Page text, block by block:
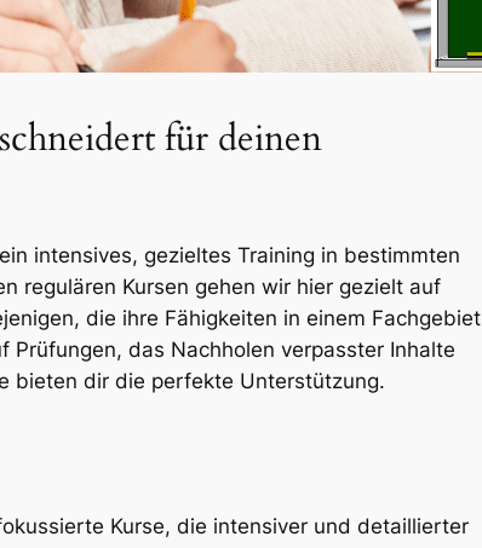
für deinen
intensives, gezieltes Training in bestimmten
regulären Kursen gehen wir hier gezielt auf
die ihre Fähigkeiten in einem Fachgebiet
das Nachholen verpasster Inhalte
bieten dir die perfekte Unterstützung.
Kurse, die intensiver und detaillierter